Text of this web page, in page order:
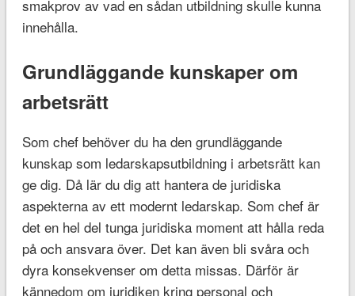
smakprov av vad en sådan utbildning skulle kunna
innehålla.
Grundläggande kunskaper om
arbetsrätt
Som chef behöver du ha den grundläggande
kunskap som ledarskapsutbildning i arbetsrätt kan
ge dig. Då lär du dig att hantera de juridiska
aspekterna av ett modernt ledarskap. Som chef är
det en hel del tunga juridiska moment att hålla reda
på och ansvara över. Det kan även bli svåra och
dyra konsekvenser om detta missas. Därför är
kännedom om juridiken kring personal och